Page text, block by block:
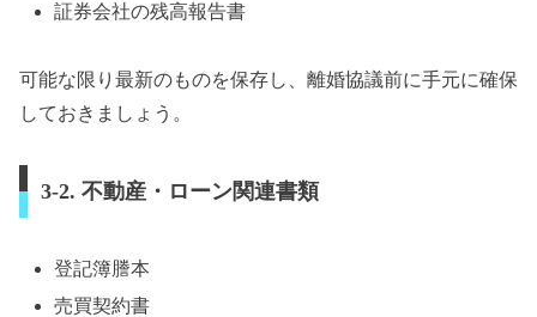
証券会社の残高報告書
可能な限り最新のものを保存し、離婚協議前に手元に確保
しておきましょう。
3-2. 不動産・ローン関連書類
登記簿謄本
売買契約書